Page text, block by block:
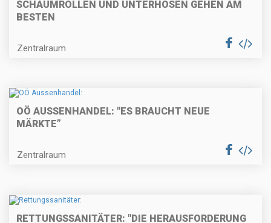
SCHAUMROLLEN UND UNTERHOSEN GEHEN AM
BESTEN
Zentralraum
OÖ AUSSENHANDEL: "ES BRAUCHT NEUE
MÄRKTE”
Zentralraum
RETTUNGSSANITÄTER: "DIE HERAUSFORDERUNG